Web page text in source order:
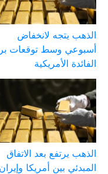
الذهب يتجه لانخفاض
أسبوعي وسط توقعات
الفائدة الأمريكية
الذهب يرتفع بعد الاتفاق
المبدئي بين أمريكا وإيران